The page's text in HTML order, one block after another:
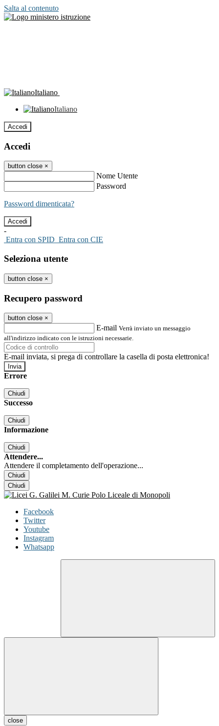
Salta al contenuto
Italiano
Italiano
Accedi
Accedi
button close ×
Nome Utente
Password
Password dimenticata?
-
Entra con SPID Entra con CIE
Seleziona utente
button close ×
Recupero password
button close ×
E-mail Verrà inviato un messaggio
all'indirizzo indicato con le istruzioni necessarie.
E-mail inviata, si prega di controllare la casella di posta elettronica!
Errore
Chiudi
Successo
Chiudi
Informazione
Chiudi
Attendere...
Attendere il completamento dell'operazione...
Chiudi
Chiudi
Facebook
Twitter
Youtube
Instagram
Whatsapp
close